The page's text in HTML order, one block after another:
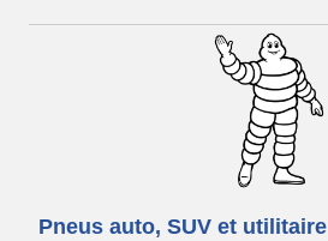
Pneus auto, SUV et utilitaire